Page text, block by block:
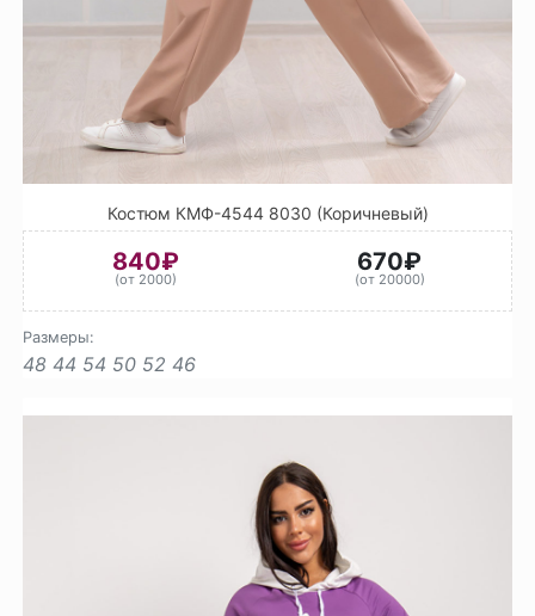
Костюм КМФ-4544 8030 (Коричневый)
840₽
(от 2000)
670₽
(от 20000)
Размеры:
48 44 54 50 52 46